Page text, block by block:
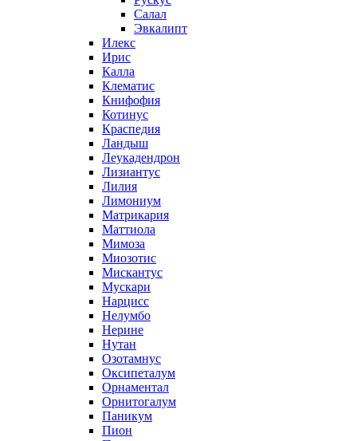
Салал
Эвкалипт
Илекс
Ирис
Калла
Клематис
Книфофия
Котинус
Краспедия
Ландыш
Леукадендрон
Лизиантус
Лилия
Лимониум
Матрикария
Маттиола
Мимоза
Миозотис
Мискантус
Мускари
Нарцисс
Нелумбо
Нерине
Нутан
Озотамнус
Оксипеталум
Орнаментал
Орнитогалум
Паникум
Пион